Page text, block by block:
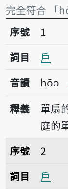
完全符合 「
序號1戶
序號
1
詞目
戶
音讀
hōo
釋義 單扇
庭的
序號2戶
序號
2
詞目
戶